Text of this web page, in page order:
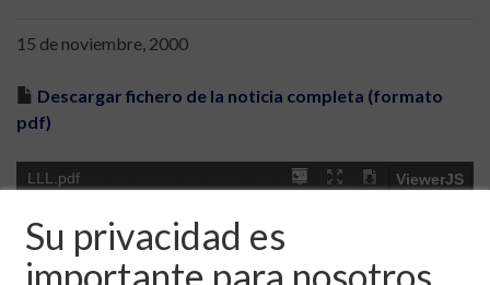
Su privacidad es
importante para nosotros
15 de noviembre, 2000
Descargar fichero de la noticia completa (formato
pdf)